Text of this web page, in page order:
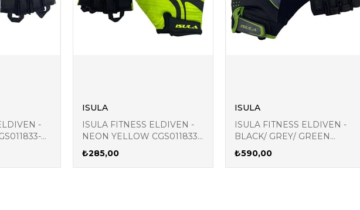
Aynı Gün Kargo !
-
ISULA
ISULA FITNESS ELDIVEN -
NEON YELLOW CGS011833-
620
₺285,00
ISULA
ISULA FITNESS ELDIVEN -
BLACK/ GREY/ GREEN
FGS163759-276
₺590,00